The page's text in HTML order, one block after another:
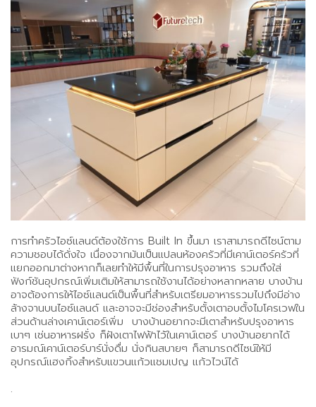
การทำครัวไอซ์แลนด์ต้องใช้การ Built In ขึ้นมา เราสามารถดีไซน์ตาม
ความชอบได้ดั่งใจ เนื่องจากมันเป็นแปลนห้องครัวที่มีเคาน์เตอร์ครัวที่
แยกออกมาต่างหากก็เลยทำให้มีพื้นที่ในการปรุงอาหาร รวมถึงใส่
ฟังก์ชันอุปกรณ์เพิ่มเติมให้สามารถใช้งานได้อย่างหลากหลาย บางบ้าน
อาจต้องการให้ไอซ์แลนด์เป็นพื้นที่สำหรับเตรียมอาหารรวมไปถึงมีอ่าง
ล้างจานบนไอซ์แลนด์ และอาจจะมีช่องสำหรับตั้งเตาอบตั้งไมโครเวฟใน
ส่วนด้านล่างเคาน์เตอร์เพิ่ม บางบ้านอยากจะมีเตาสำหรับปรุงอาหาร
เบาๆ เช่นอาหารฝรั่ง ก็ฝังเตาไฟฟ้าไว้ในเคาน์เตอร์ บางบ้านอยากได้
อารมณ์เคาน์เตอร์บาร์นั่งดื่ม นั่งกินสบายๆ ก็สามารถดีไซน์ให้มี
อุปกรณ์แฮงกิ้งสำหรับแขวนแก้วแชมเปญ แก้วไวน์ได้
.